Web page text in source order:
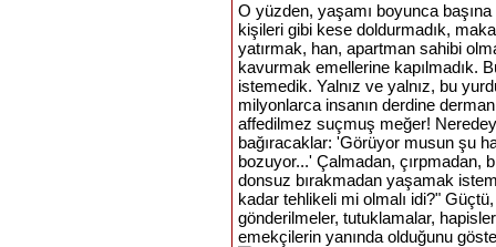
O yüzden, yaşamı boyunca
kişileri gibi kese doldurmadık,
ya­tırmak, han, apartman sahibi
kavurmak emellerine kapılmadık.
istemedik. Yalnız ve yalnız, bu
milyonlarca insanın derdine
affedilmez suçmuş meğer!
bağıracaklar: 'Görüyor musun şu
bozuyor...' Çalmadan, çırpmadan,
donsuz bırakmadan yaşamak
kadar tehlikeli mi olmalı idi?"
gönderilmeler, tutuklamalar,
emekçilerin yanında olduğunu